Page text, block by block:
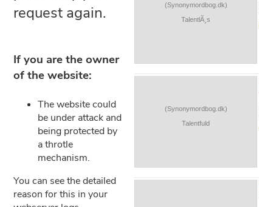
(Synonymordbog.dk)
TalentlÃ¸s
(Synonymordbog.dk)
Talentfuld